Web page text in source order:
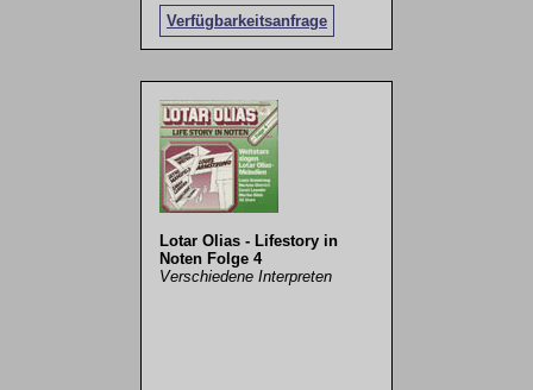
Verfügbarkeitsanfrage
Lotar Olias - Lifestory in
Noten Folge 4
Verschiedene Interpreten